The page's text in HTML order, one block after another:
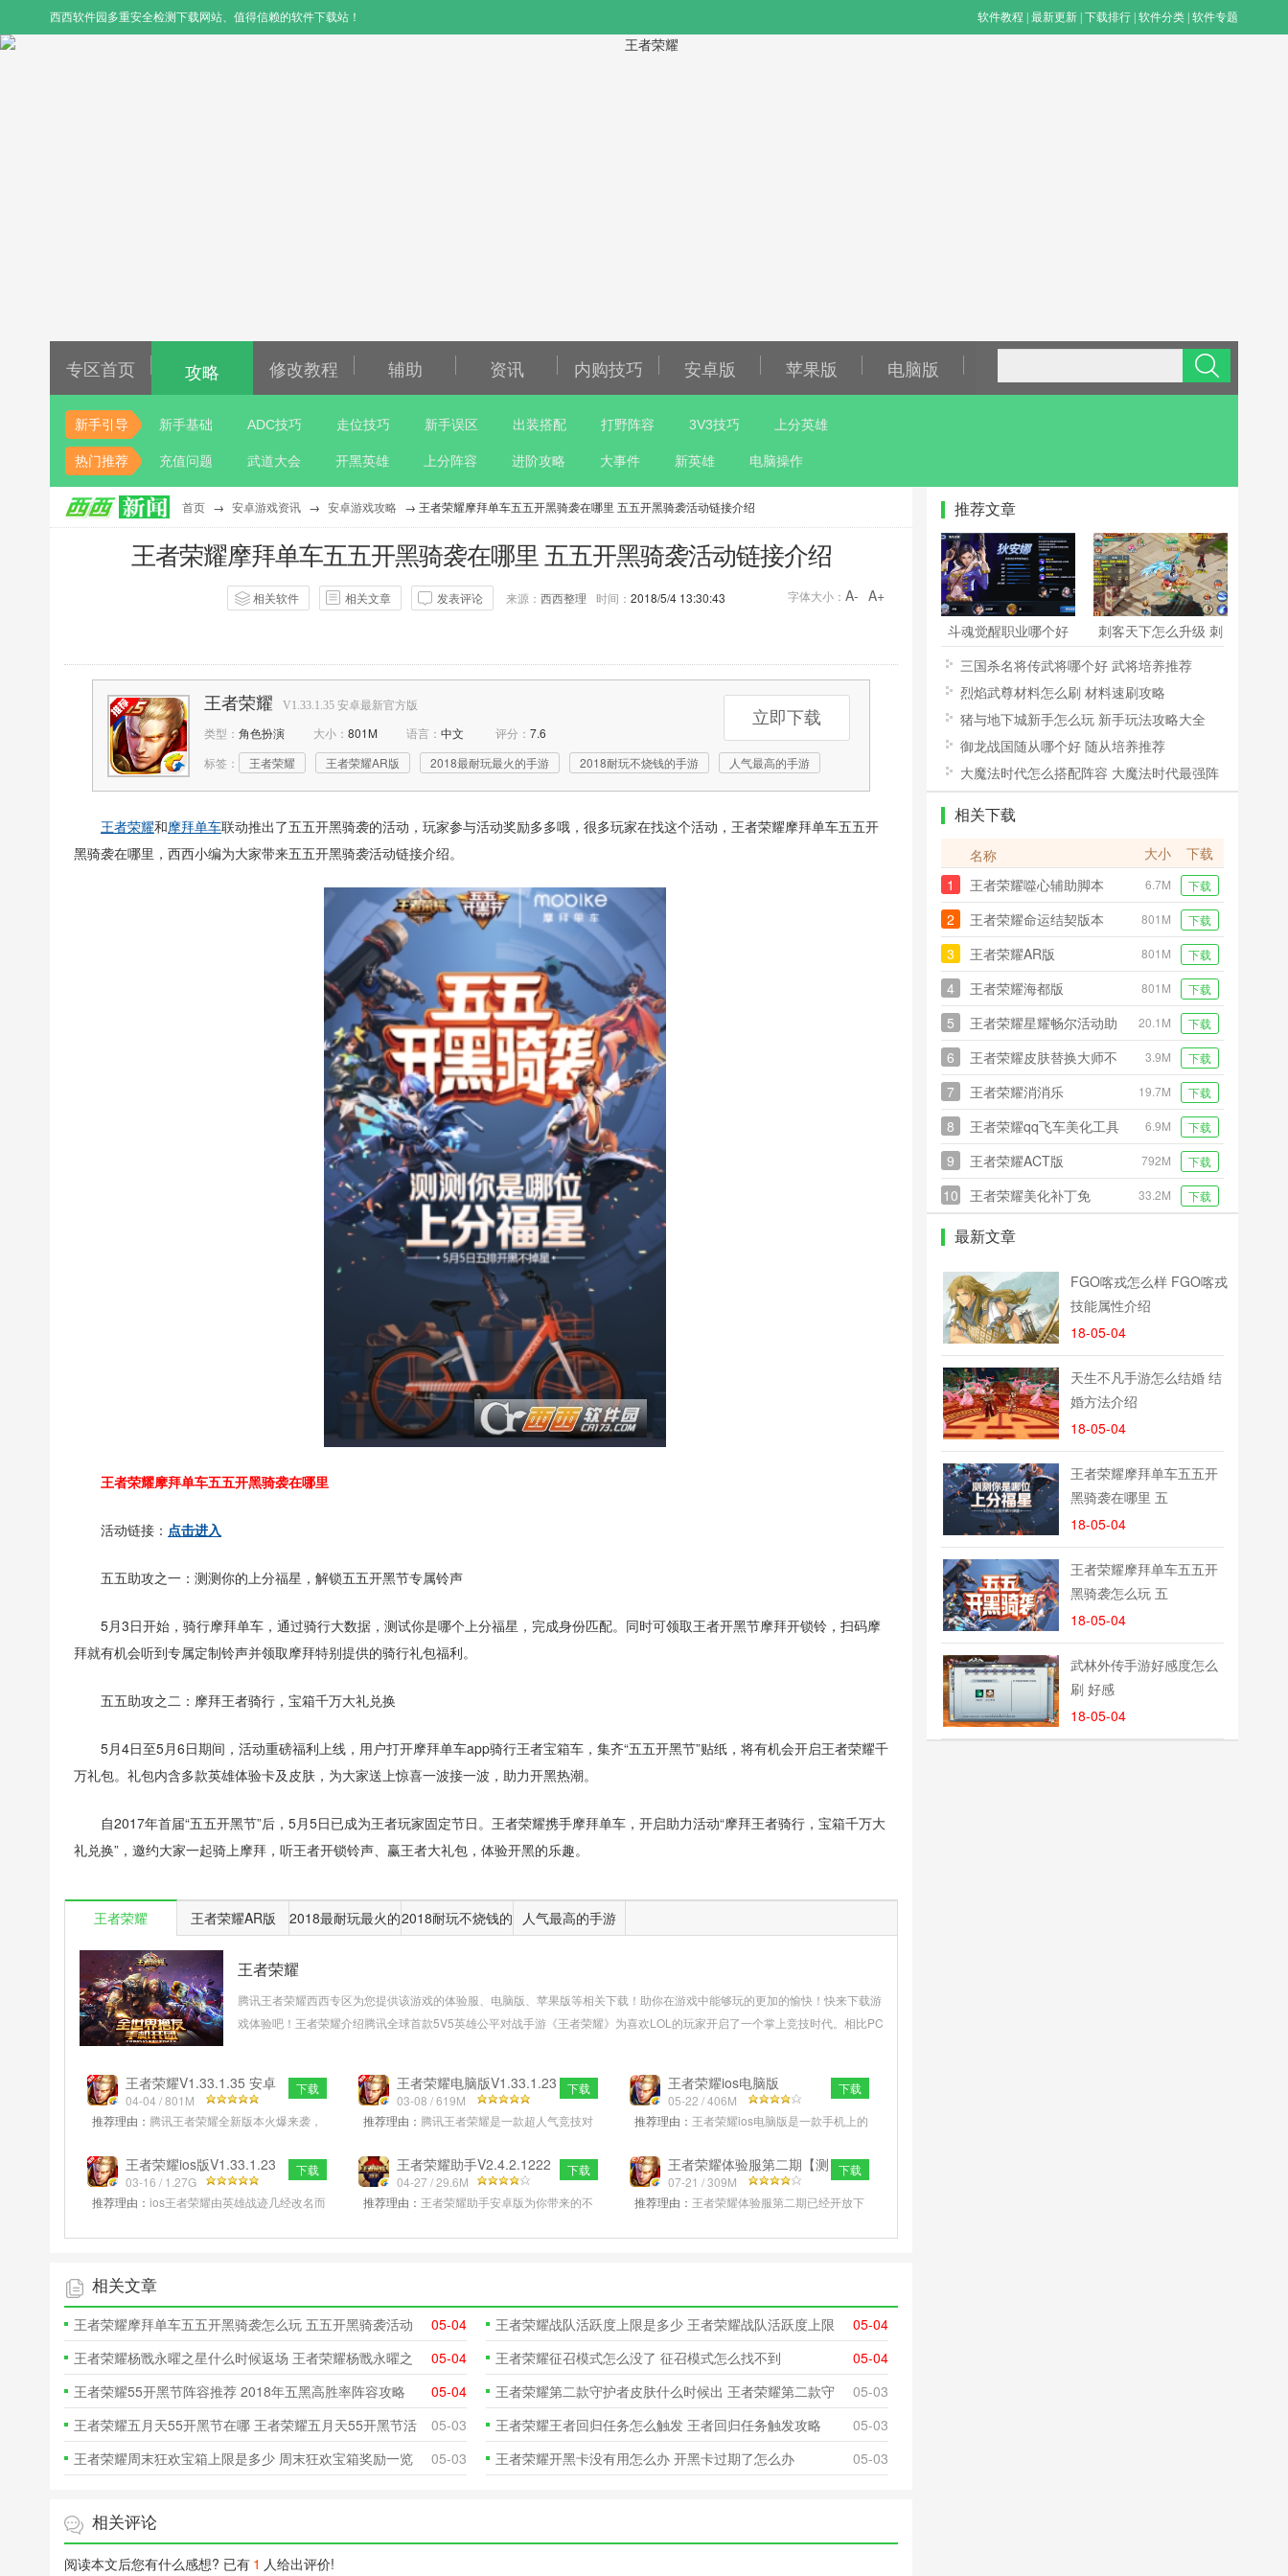
西西软件园 多重安全检测下载网站、值得信赖的软件下载站！ 软件教程 最新更新 下载排行 软件分类 软件专题
专区首页 攻略 修改教程 辅助 资讯 内购技巧 安卓版 苹果版 电脑版
视频攻略
新手引导 新手基础 ADC技巧 走位技巧 新手误区 出装搭配 打野阵容 3V3技巧 上分英雄
热门推荐 充值问题 武道大会 开黑英雄 上分阵容 进阶攻略 大事件 新英雄 电脑操作
首页 → 安卓游戏资讯 → 安卓游戏攻略 → 王者荣耀摩拜单车五五开黑骑袭在哪里 五五开黑骑袭活动链接介绍
王者荣耀摩拜单车五五开黑骑袭在哪里 五五开黑骑袭活动链接介绍
相关软件 相关文章 发表评论 来源： 西西整理 时间： 2018/5/4 13:30:43 字体大小： A- A+
作者： 西西 点击：351 评论：0次 标签： 王者荣耀 五五开黑骑袭
王者荣耀 V1.33.1.35 安卓最新官方版
类型： 角色扮演 大小： 801M 语言： 中文 评分： 7.6
标签：
王者荣耀 王者荣耀AR版 2018最耐玩最火的手游 2018耐玩不烧钱的手游 人气最高的手游
立即下载
王者荣耀和摩拜单车联动推出了五五开黑骑袭的活动，玩家参与活动奖励多多哦，很多玩家在找这个活动，王者荣耀摩拜单车五五开
黑骑袭在哪里，西西小编为大家带来五五开黑骑袭活动链接介绍。
王者荣耀摩拜单车五五开黑骑袭在哪里
活动链接： 点击进入
五五助攻之一：测测你的上分福星，解锁五五开黑节专属铃声
5月3日开始，骑行摩拜单车，通过骑行大数据，测试你是哪个上分福星，完成身份匹配。同时可领取王者开黑节摩拜开锁铃，扫码摩
拜就有机会听到专属定制铃声并领取摩拜特别提供的骑行礼包福利。
五五助攻之二：摩拜王者骑行，宝箱千万大礼兑换
5月4日至5月6日期间，活动重磅福利上线，用户打开摩拜单车app骑行王者宝箱车，集齐“五五开黑节”贴纸，将有机会开启王者荣耀千
万礼包。礼包内含多款英雄体验卡及皮肤，为大家送上惊喜一波接一波，助力开黑热潮。
自2017年首届“五五开黑节”后，5月5日已成为王者玩家固定节日。王者荣耀携手摩拜单车，开启助力活动“摩拜王者骑行，宝箱千万大
礼兑换”，邀约大家一起骑上摩拜，听王者开锁铃声、赢王者大礼包，体验开黑的乐趣。
王者荣耀 王者荣耀AR版
2018最耐玩最火的2018耐玩不烧钱的
人气最高的手游
王者荣耀
腾讯王者荣耀西西专区为您提供该游戏的体验服、电脑版、苹果版等相关下载！助你在游戏中能够玩的更加的愉快！快来下载游
戏体验吧！王者荣耀介绍腾讯全球首款5V5英雄公平对战手游《王者荣耀》为喜欢LOL的玩家开启了一个掌上竞技时代。相比PC
下载
王者荣耀V1.33.1.35 安卓
最新官方版
04-04 / 801M
推荐理由： 腾讯王者荣耀全新版本火爆来袭，
同时还优化社交等玩，更有精彩的
下载
王者荣耀电脑版V1.33.1.23
官方最新
03-08 / 619M
推荐理由： 腾讯王者荣耀是一款超人气竞技对
色，还有这强大的对战玩法，让你
下载
王者荣耀ios电脑版
V1.19.1.11 官方
05-22 / 406M
推荐理由： 王者荣耀ios电脑版是一款手机上的
戏模式，让你随时随地战起来！上
下载
王者荣耀ios版V1.33.1.23
iPhone版
03-16 / 1.27G
推荐理由： ios王者荣耀由英雄战迹几经改名而
名人都将一一出现在ios王者荣耀游
下载
王者荣耀助手V2.4.2.1222
安卓版
04-27 / 29.6M
推荐理由： 王者荣耀助手安卓版为你带来的不
方面的游戏资讯，视频攻略，游戏
下载
王者荣耀体验服第二期【测
试资格申
07-21 / 309M
推荐理由： 王者荣耀体验服第二期已经开放下
得王者荣耀第二期体验服的测试资
相关文章
05-04
王者荣耀摩拜单车五五开黑骑袭怎么玩 五五开黑骑袭活动
攻略
05-04
王者荣耀战队活跃度上限是多少 王者荣耀战队活跃度上限
介绍
05-04
王者荣耀杨戬永曜之星什么时候返场 王者荣耀杨戬永曜之
星返场介绍
05-04
王者荣耀征召模式怎么没了 征召模式怎么找不到
05-04
王者荣耀55开黑节阵容推荐 2018年五黑高胜率阵容攻略 05-03
王者荣耀第二款守护者皮肤什么时候出 王者荣耀第二款守
护者皮肤是
05-03
王者荣耀五月天55开黑节在哪 王者荣耀五月天55开黑节活
动地址
05-03
王者荣耀王者回归任务怎么触发 王者回归任务触发攻略
05-03
王者荣耀周末狂欢宝箱上限是多少 周末狂欢宝箱奖励一览 05-03
王者荣耀开黑卡没有用怎么办 开黑卡过期了怎么办
相关评论
阅读本文后您有什么感想? 已有 1 人给出评价!
推荐文章
斗魂觉醒职业哪个好
职业选择推荐
刺客天下怎么升级 刺
客天下快速升级攻略
三国杀名将传武将哪个好 武将培养推荐
烈焰武尊材料怎么刷 材料速刷攻略
猪与地下城新手怎么玩 新手玩法攻略大全
御龙战国随从哪个好 随从培养推荐
大魔法时代怎么搭配阵容 大魔法时代最强阵
相关下载
名称 大小
下载
1
王者荣耀噬心辅助脚本 6.7M 下载
2 王者荣耀命运结契版本 801M 下载
3 王者荣耀AR版 801M 下载
4 王者荣耀海都版 801M 下载
5
王者荣耀星耀畅尔活动助
手
20.1M 下载
6
王者荣耀皮肤替换大师不
封号版
3.9M 下载
7 王者荣耀消消乐 19.7M 下载
8
王者荣耀qq飞车美化工具
箱
6.9M 下载
9 王者荣耀ACT版 792M 下载
10
王者荣耀美化补丁免
ROOT
33.2M 下载
最新文章
FGO喀戎怎么样 FGO喀戎
技能属性介绍
18-05-04
天生不凡手游怎么结婚 结
婚方法介绍
18-05-04
王者荣耀摩拜单车五五开
黑骑袭在哪里 五
18-05-04
王者荣耀摩拜单车五五开
黑骑袭怎么玩 五
18-05-04
​武林外传手游好感度怎么
刷 好感
18-05-04